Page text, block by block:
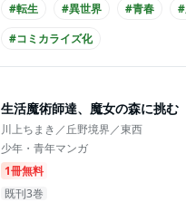
#転生
#異世界 #青春
#コミカライズ化
生活魔術師達、魔女の森に挑む
川上ちまき／丘野境界／東西
少年・青年マンガ
1冊無料
既刊3巻